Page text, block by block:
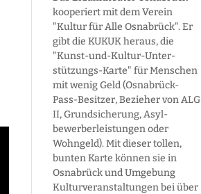
kooperiert mit dem Verein
"Kultur für Alle Osnabrück". Er
gibt die KUKUK heraus, die
"Kunst-und-Kultur-Unter­
stützungs-Karte" für Menschen
mit wenig Geld (Osnabrück-
Pass-Besitzer, Bezieher von ALG
II, Grund­sicherung, Asyl­
bewerber­leistungen oder
Wohngeld). Mit dieser tollen,
bunten Karte können sie in
Osnabrück und Umgebung
Kultur­veranstaltungen bei über